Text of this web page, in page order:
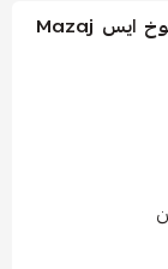
سحبة سيجارة مزاج سليم 5500 موشة خوخ ايس Mazaj